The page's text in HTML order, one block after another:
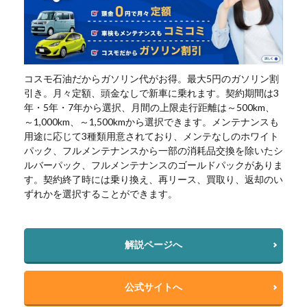
コスモ石油だからガソリン代がお得。最大5円のガソリン割
引き。月々定額、頭金なしで新車に乗れます。契約期間は3
年・5年・7年から選択、月間の上限走行距離は～500km、
～1,000km、～1,500kmから選択できます。メンテナンスも
用途に応じて3種類用意されており、メンテなしのホワイト
パック、フルメンテナンスから一部の消耗品交換を除いたシ
ルバーパック、フルメンテナンスのゴールドパックがありま
す。契約終了時には乗り換え、再リース、買取り、返却のい
ずれかを選択することができます。
解説ページへ
公式サイトへ